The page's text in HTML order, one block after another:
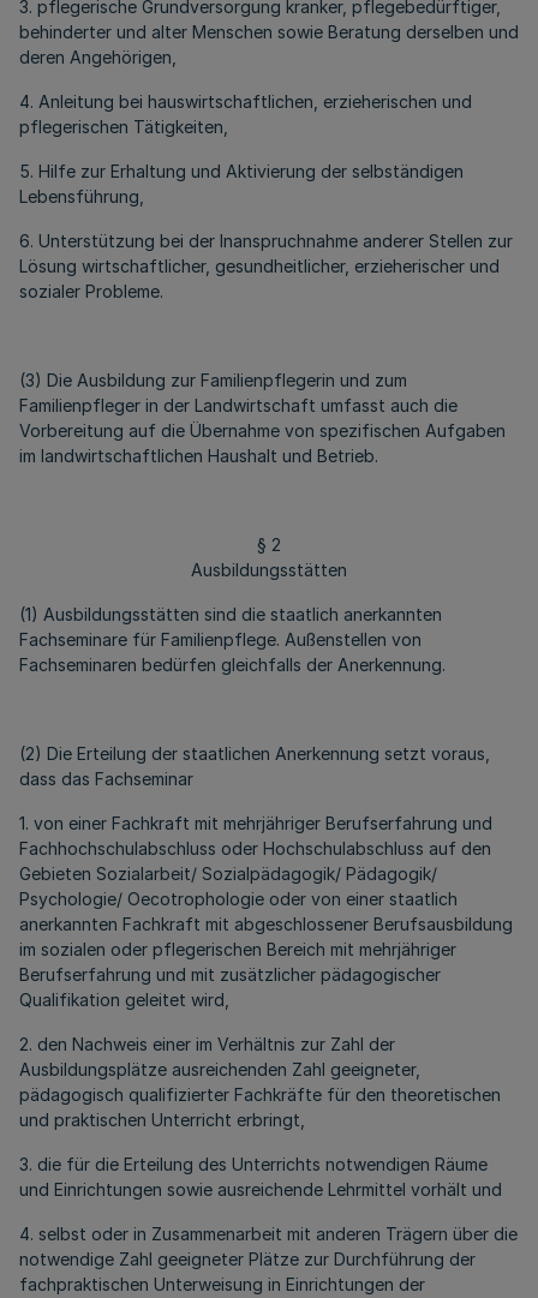
3. pflegerische Grundversorgung kranker, pflegebedürftiger,
behinderter und alter Menschen sowie Beratung derselben und
deren Angehörigen,
4. Anleitung bei hauswirtschaftlichen, erzieherischen und
pflegerischen Tätigkeiten,
5. Hilfe zur Erhaltung und Aktivierung der selbständigen
Lebensführung,
6. Unterstützung bei der Inanspruchnahme anderer Stellen zur
Lösung wirtschaftlicher, gesundheitlicher, erzieherischer und
sozialer Probleme.
(3) Die Ausbildung zur Familienpflegerin und zum
Familienpfleger in der Landwirtschaft umfasst auch die
Vorbereitung auf die Übernahme von spezifischen Aufgaben
im landwirtschaftlichen Haushalt und Betrieb.
§ 2
Ausbildungsstätten
(1) Ausbildungsstätten sind die staatlich anerkannten
Fachseminare für Familienpflege. Außenstellen von
Fachseminaren bedürfen gleichfalls der Anerkennung.
(2) Die Erteilung der staatlichen Anerkennung setzt voraus,
dass das Fachseminar
1. von einer Fachkraft mit mehrjähriger Berufserfahrung und
Fachhochschulabschluss oder Hochschulabschluss auf den
Gebieten Sozialarbeit/ Sozialpädagogik/ Pädagogik/
Psychologie/ Oecotrophologie oder von einer staatlich
anerkannten Fachkraft mit abgeschlossener Berufsausbildung
im sozialen oder pflegerischen Bereich mit mehrjähriger
Berufserfahrung und mit zusätzlicher pädagogischer
Qualifikation geleitet wird,
2. den Nachweis einer im Verhältnis zur Zahl der
Ausbildungsplätze ausreichenden Zahl geeigneter,
pädagogisch qualifizierter Fachkräfte für den theoretischen
und praktischen Unterricht erbringt,
3. die für die Erteilung des Unterrichts notwendigen Räume
und Einrichtungen sowie ausreichende Lehrmittel vorhält und
4. selbst oder in Zusammenarbeit mit anderen Trägern über die
notwendige Zahl geeigneter Plätze zur Durchführung der
fachpraktischen Unterweisung in Einrichtungen der